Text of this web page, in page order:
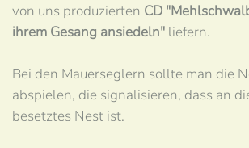
von uns produzierten CD
ihrem Gesang ansiedeln" liefern.
Bei den Mauerseglern sollte man die
abspielen, die signalisieren, dass an
besetztes Nest ist.